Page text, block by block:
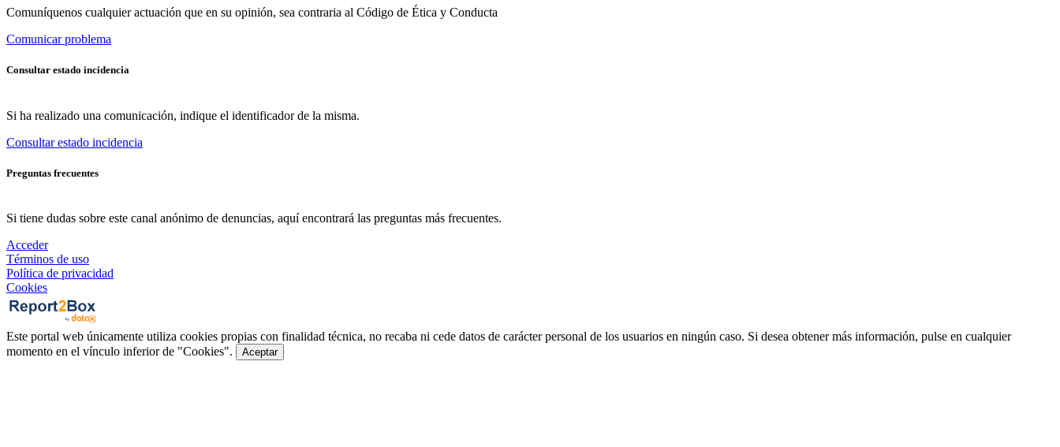
Comuníquenos cualquier actuación que en su opinión, sea contraria al Código de Ética y Conducta
Comunicar problema
Consultar estado incidencia
Si ha realizado una comunicación, indique el identificador de la misma.
Consultar estado incidencia
Preguntas frecuentes
Si tiene dudas sobre este canal anónimo de denuncias, aquí encontrará las preguntas más frecuentes.
Acceder
Términos de uso
Política de privacidad
Cookies
Este portal web únicamente utiliza cookies propias con finalidad técnica, no recaba ni cede datos de carácter personal de los usuarios en ningún caso. Si desea obtener más información, pulse en cualquier
momento en el vínculo inferior de "Cookies".
Aceptar